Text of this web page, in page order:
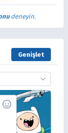
deneyin.
Genişlet